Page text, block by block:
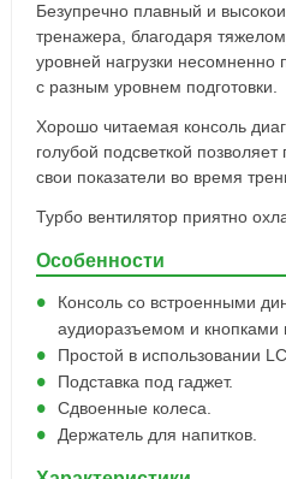
Безупречно плавный и
тренажера, благодаря
уровней нагрузки несомненно
с разным уровнем подготовки.
Хорошо читаемая консоль
голубой подсветкой
свои показатели во время
Турбо вентилятор приятно
Особенности
Консоль со встроенными
аудиоразъемом и кнопками
Простой в использовании
Подставка под гаджет.
Сдвоенные колеса.
Держатель для напитков.